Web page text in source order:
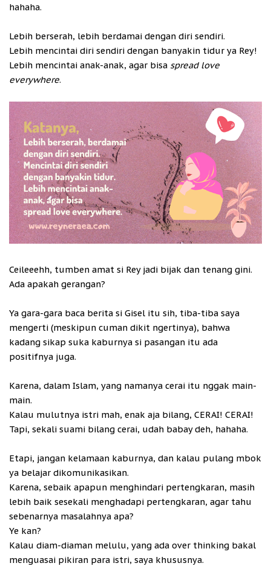
hahaha.
Lebih berserah, lebih berdamai dengan diri sendiri.
Lebih mencintai diri sendiri dengan banyakin tidur ya Rey!
Lebih mencintai anak-anak, agar bisa spread love
everywhere.
Ceileeehh, tumben amat si Rey jadi bijak dan tenang gini.
Ada apakah gerangan?
Ya gara-gara baca berita si Gisel itu sih, tiba-tiba saya
mengerti (meskipun cuman dikit ngertinya), bahwa
kadang sikap suka kaburnya si pasangan itu ada
positifnya juga.
Karena, dalam Islam, yang namanya cerai itu nggak main-
main.
Kalau mulutnya istri mah, enak aja bilang, CERAI! CERAI!
Tapi, sekali suami bilang cerai, udah babay deh, hahaha.
Etapi, jangan kelamaan kaburnya, dan kalau pulang mbok
ya belajar dikomunikasikan.
Karena, sebaik apapun menghindari pertengkaran, masih
lebih baik sesekali menghadapi pertengkaran, agar tahu
sebenarnya masalahnya apa?
Ye kan?
Kalau diam-diaman melulu, yang ada over thinking bakal
menguasai pikiran para istri, saya khususnya.